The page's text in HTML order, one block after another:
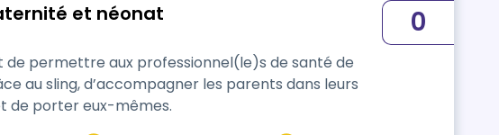
et néonat
permettre aux professionnel(le)s de santé de
au sling, d’accompagner les parents dans leurs
de porter eux-mêmes.
0